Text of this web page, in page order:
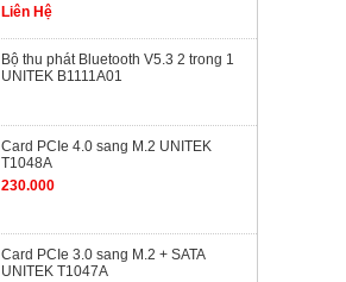
Liên Hệ
Bộ thu phát Bluetooth V5.3 2 trong 1
UNITEK B1111A01
Card PCIe 4.0 sang M.2 UNITEK
T1048A
230.000
Card PCIe 3.0 sang M.2 + SATA
UNITEK T1047A